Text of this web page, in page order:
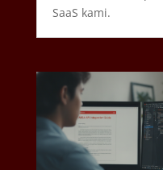
SaaS kami.